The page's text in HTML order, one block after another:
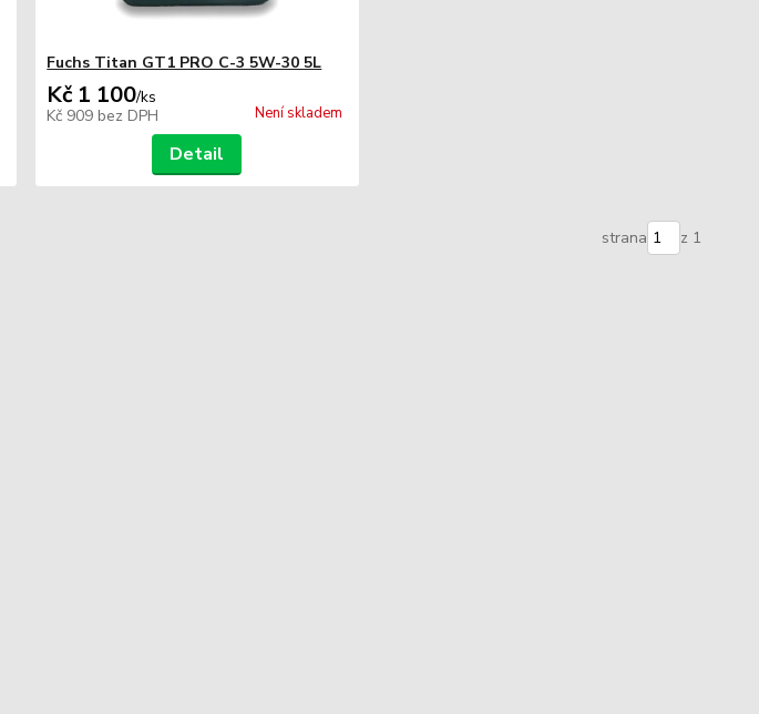
Fuchs Titan GT1 PRO C-3 5W-30 5L
Kč 1 100/ks
Kč 909 bez DPH Není skladem
Detail
strana z 1